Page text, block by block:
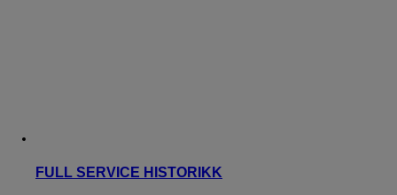
FULL SERVICE HISTORIKK